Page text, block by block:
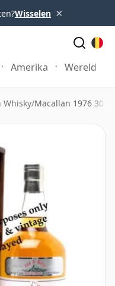
Wisselen ×
Amerika Wereld
Whisky/Macallan 1976 30